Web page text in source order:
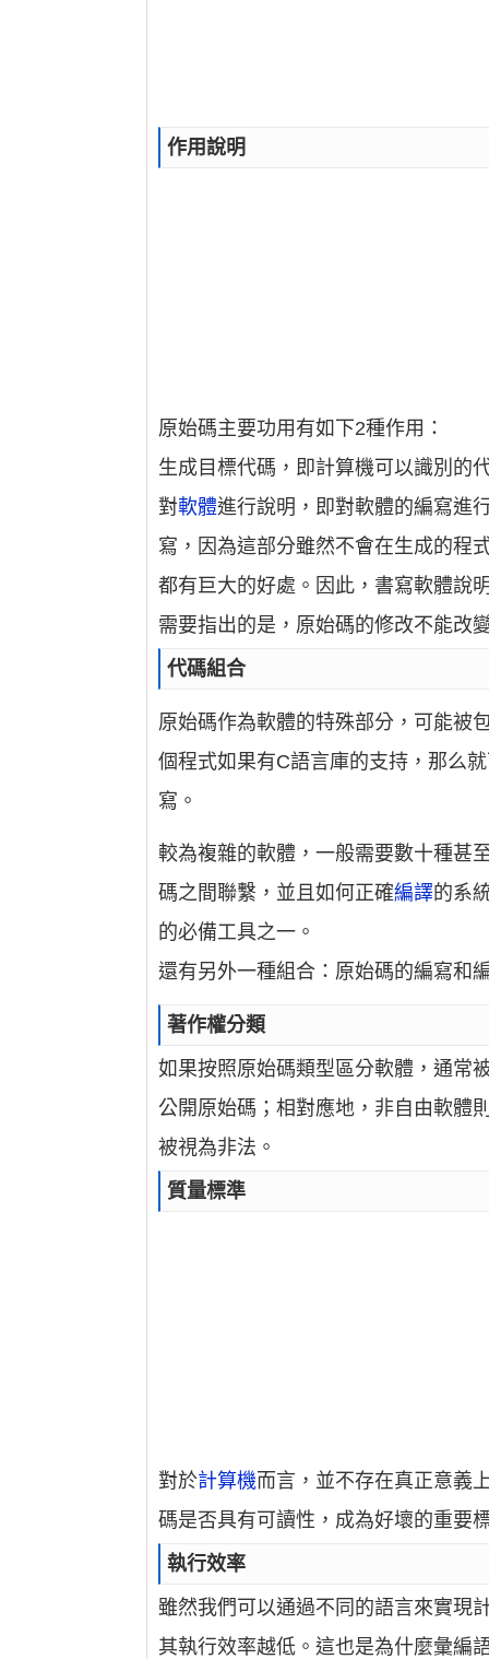
作用說明
原始碼主要功用有如下2種作用：
生成目標代碼，即計算機可以識別的
對軟體進行說明，即對軟體的編寫進
寫，因為這部分雖然不會在生成的程
都有巨大的好處。因此，書寫軟體說
需要指出的是，原始碼的修改不能改
代碼組合
原始碼作為軟體的特殊部分，可能被
個程式如果有C語言庫的支持，那么
寫。
較為複雜的軟體，一般需要數十種甚
碼之間聯繫，並且如何正確編譯的系
的必備工具之一。
還有另外一種組合：原始碼的編寫和
著作權分類
如果按照原始碼類型區分軟體，通常
公開原始碼；相對應地，非自由軟體
被視為非法。
質量標準
對於計算機而言，並不存在真正意義
碼是否具有可讀性，成為好壞的重要
執行效率
雖然我們可以通過不同的語言來實現
其執行效率越低。這也是為什麼彙編